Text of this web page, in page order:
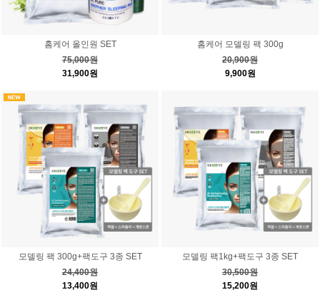
홈케어 올인원 SET
75,000원
31,900원
홈케어 모델링 팩 300g
20,900원
9,900원
모델링 팩 300g+팩도구 3종 SET
24,400원
13,400원
모델링 팩1kg+팩도구 3종 SET
30,500원
15,200원